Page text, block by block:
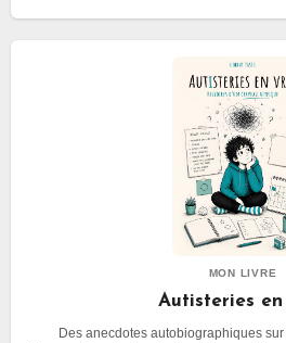
MON LIVRE
Autisteries
Des anecdotes autobiographiques